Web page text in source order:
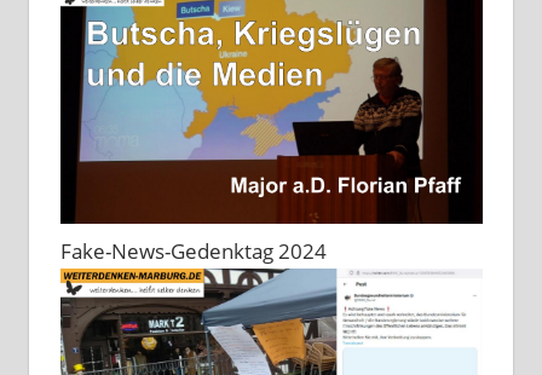
Fake-News-Gedenktag 2024